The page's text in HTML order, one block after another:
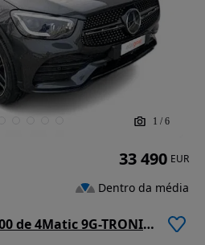
1 / 6
Mercedes-Benz GLC 300 de 4Matic 9G-TRONIC AMG Line
33 490 EUR
Dentro da média